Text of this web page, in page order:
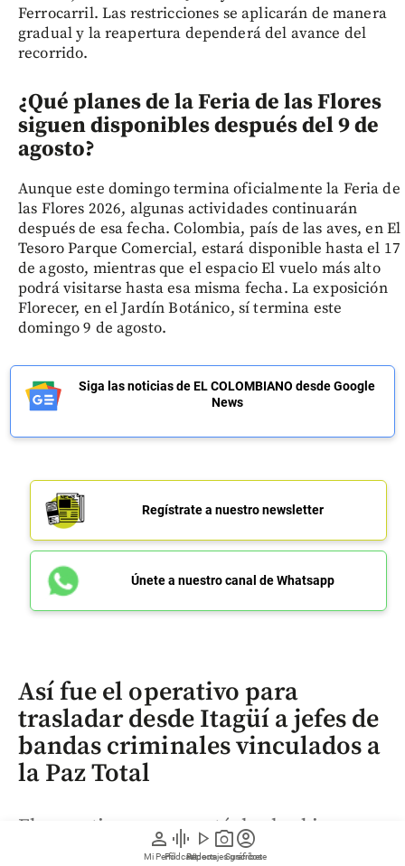
person
Mi Perfil
graphic_eq
Pódcast
play_arrow
Videos
photo_camera
Reportajes gráficos
account_circle
Suscríbete
Ferrocarril. Las restricciones se aplicarán de manera
gradual y la reapertura dependerá del avance del
recorrido.
¿Qué planes de la Feria de las Flores
siguen disponibles después del 9 de
agosto?
Aunque este domingo termina oficialmente la Feria de
las Flores 2026, algunas actividades continuarán
después de esa fecha. Colombia, país de las aves, en El
Tesoro Parque Comercial, estará disponible hasta el 17
de agosto, mientras que el espacio El vuelo más alto
podrá visitarse hasta esa misma fecha. La exposición
Florecer, en el Jardín Botánico, sí termina este
domingo 9 de agosto.
Siga las noticias de EL COLOMBIANO desde Google
News
Regístrate a nuestro newsletter
Únete a nuestro canal de Whatsapp
Así fue el operativo para
trasladar desde Itagüí a jefes de
bandas criminales vinculados a
la Paz Total
El operativo se concretó desde el jueves,
6 de agosto y requirió una intervención